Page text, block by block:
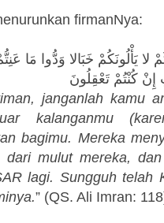
firmanNya:
لا يَأْلُونَكُمْ خَبَالا وَدُّوا
إِنْ كُنْتُمْ تَعْقِلُونَ
janganlah kamu
kalanganmu
bagimu. Mereka
dari mulut mereka,
lagi. Sungguh telah
” (QS. Ali Imran: